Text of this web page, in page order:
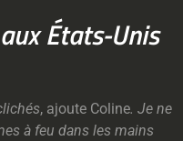
États-Unis
, ajoute Coline. Je ne
à feu dans les mains